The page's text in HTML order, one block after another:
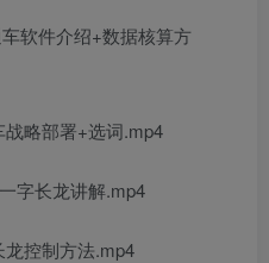
软件介绍+数据核算方
略部署+选词.mp4
字长龙讲解.mp4
控制方法.mp4